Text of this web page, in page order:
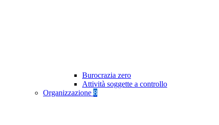
Burocrazia zero
Attività soggette a controllo
Organizzazione 8